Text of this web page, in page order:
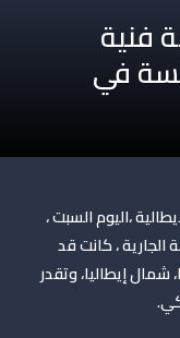
فنية
في
،اليوم السبت ،
الجارية ، كانت قد
شمال إيطاليا، وتقدر
.